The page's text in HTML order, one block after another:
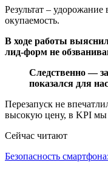
Результат – удорожание
окупаемость.
В ходе работы
лид-форм не
Следственно —
показался для
Перезапуск не
высокую цену, в KPI мы
Сейчас читают
Безопасность